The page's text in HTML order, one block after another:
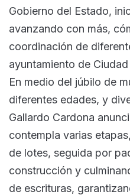
Gobierno del Estado,
avanzando con más,
coordinación de
ayuntamiento de Ciudad
En medio del júbilo de
diferentes edades, y
Gallardo Cardona
contempla varias
de lotes, seguida por
construcción y
de escrituras,